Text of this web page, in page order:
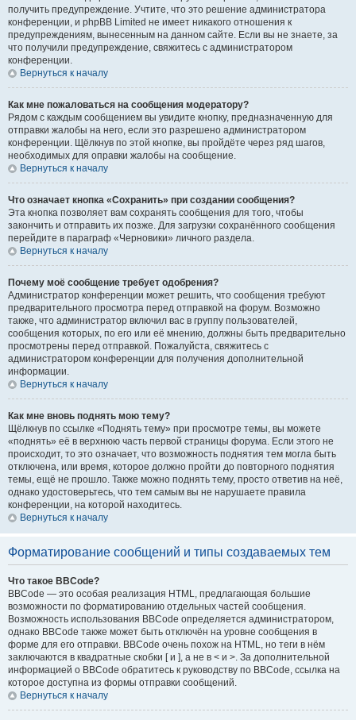
получить предупреждение. Учтите, что это решение администратора
конференции, и phpBB Limited не имеет никакого отношения к
предупреждениям, вынесенным на данном сайте. Если вы не знаете, за
что получили предупреждение, свяжитесь с администратором
конференции.
Вернуться к началу
Как мне пожаловаться на сообщения модератору?
Рядом с каждым сообщением вы увидите кнопку, предназначенную для
отправки жалобы на него, если это разрешено администратором
конференции. Щёлкнув по этой кнопке, вы пройдёте через ряд шагов,
необходимых для оправки жалобы на сообщение.
Вернуться к началу
Что означает кнопка «Сохранить» при создании сообщения?
Эта кнопка позволяет вам сохранять сообщения для того, чтобы
закончить и отправить их позже. Для загрузки сохранённого сообщения
перейдите в параграф «Черновики» личного раздела.
Вернуться к началу
Почему моё сообщение требует одобрения?
Администратор конференции может решить, что сообщения требуют
предварительного просмотра перед отправкой на форум. Возможно
также, что администратор включил вас в группу пользователей,
сообщения которых, по его или её мнению, должны быть предварительно
просмотрены перед отправкой. Пожалуйста, свяжитесь с
администратором конференции для получения дополнительной
информации.
Вернуться к началу
Как мне вновь поднять мою тему?
Щёлкнув по ссылке «Поднять тему» при просмотре темы, вы можете
«поднять» её в верхнюю часть первой страницы форума. Если этого не
происходит, то это означает, что возможность поднятия тем могла быть
отключена, или время, которое должно пройти до повторного поднятия
темы, ещё не прошло. Также можно поднять тему, просто ответив на неё,
однако удостоверьтесь, что тем самым вы не нарушаете правила
конференции, на которой находитесь.
Вернуться к началу
Форматирование сообщений и типы создаваемых тем
Что такое BBCode?
BBCode — это особая реализация HTML, предлагающая большие
возможности по форматированию отдельных частей сообщения.
Возможность использования BBCode определяется администратором,
однако BBCode также может быть отключён на уровне сообщения в
форме для его отправки. BBCode очень похож на HTML, но теги в нём
заключаются в квадратные скобки [ и ], а не в < и >. За дополнительной
информацией о BBCode обратитесь к руководству по BBCode, ссылка на
которое доступна из формы отправки сообщений.
Вернуться к началу